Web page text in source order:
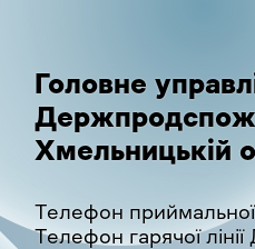
Головне
Хмельницькій
Телефон
Телефон гарячої